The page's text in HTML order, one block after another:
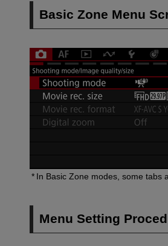
Basic Zone Menu
In Basic Zone modes, some tabs
Menu Setting